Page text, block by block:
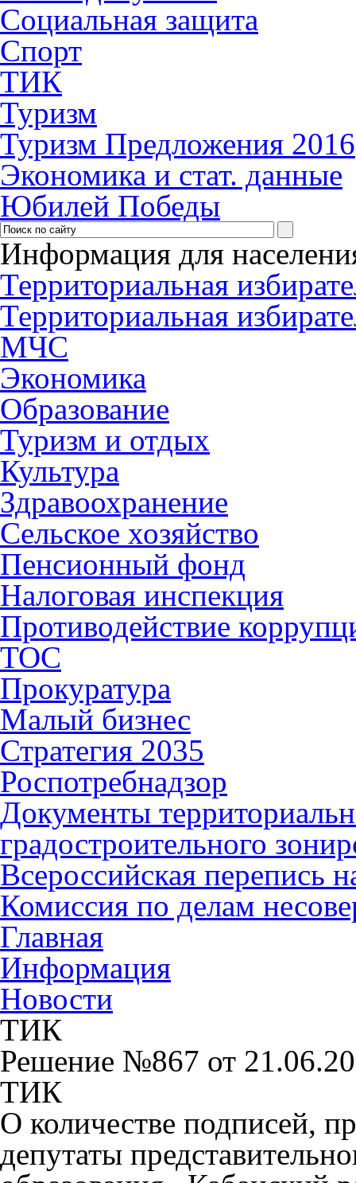
Социальная защита
Спорт
ТИК
Туризм
Туризм Предложения 2016
Экономика и стат. данные
Юбилей Победы
Информация для
Территориальная
Территориальная
МЧС
Экономика
Образование
Туризм и отдых
Культура
Здравоохранение
Сельское хозяйство
Пенсионный фонд
Налоговая инспекция
Противодействие
ТОС
Прокуратура
Малый бизнес
Стратегия 2035
Роспотребнадзор
Документы
градостроительного
Всероссийская перепись
Комиссия по делам
Главная
Информация
Новости
ТИК
Решение №867 от
ТИК
О количестве подписей,
депутаты